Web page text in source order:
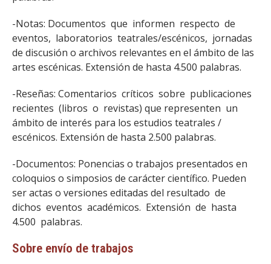
-Notas: Documentos que informen respecto de
eventos, laboratorios teatrales/escénicos, jornadas
de discusión o archivos relevantes en el ámbito de las
artes escénicas. Extensión de hasta 4.500 palabras.
-Reseñas: Comentarios críticos sobre publicaciones
recientes (libros o revistas) que representen un
ámbito de interés para los estudios teatrales /
escénicos. Extensión de hasta 2.500 palabras.
-Documentos: Ponencias o trabajos presentados en
coloquios o simposios de carácter científico. Pueden
ser actas o versiones editadas del resultado de
dichos eventos académicos. Extensión de hasta
4.500 palabras.
Sobre envío de trabajos